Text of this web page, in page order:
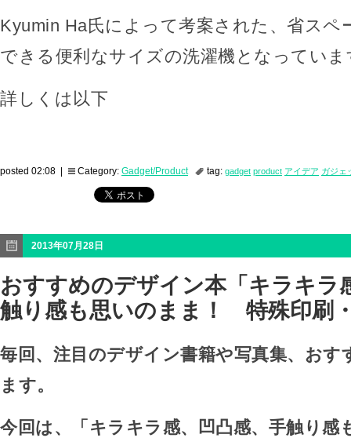
Kyumin Ha氏によって考案された、省スペ
できる便利なサイズの洗濯機となっていま
詳しくは以下
posted 02:08 | Category: Gadget/Product tag: gadget product アイデア ガジェ
2013年07月28日
おすすめのデザイン本「キラキラ
触り感も思いのまま！ 特殊印刷
毎回、注目のデザイン書籍や写真集、おす
ます。
今回は、「キラキラ感、凹凸感、手触り